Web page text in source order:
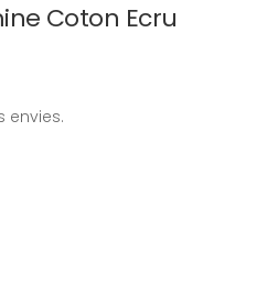
Coton Ecru
envies.